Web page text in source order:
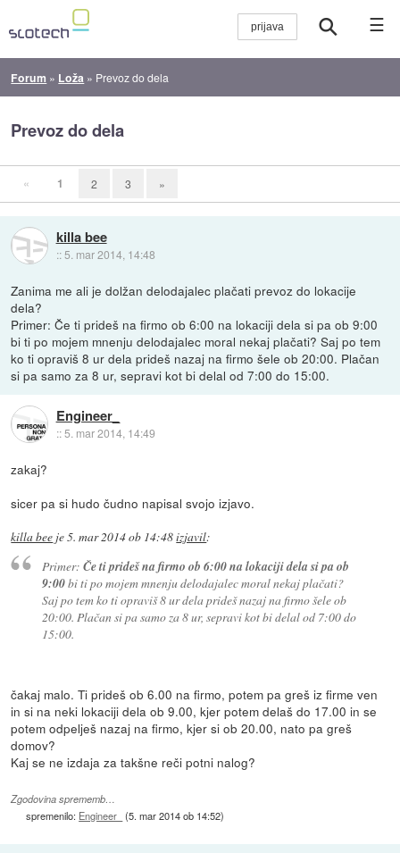
☰
Forum » Loža » Prevoz do dela
Prevoz do dela
« 1 2 3 »
killa bee
:: 5. mar 2014, 14:48
Zanima me ali je dolžan delodajalec plačati prevoz do lokacije
dela?
Primer: Če ti prideš na firmo ob 6:00 na lokaciji dela si pa ob 9:00
bi ti po mojem mnenju delodajalec moral nekaj plačati? Saj po tem
ko ti opraviš 8 ur dela prideš nazaj na firmo šele ob 20:00. Plačan
si pa samo za 8 ur, sepravi kot bi delal od 7:00 do 15:00.
Engineer_
::5. mar 2014, 14:49
zakaj?
sicer pa si hudo čudno napisal svojo izjavo.
killa bee je5. mar 2014 ob 14:48izjavil:
Primer: Če ti prideš na firmo ob 6:00 na lokaciji dela si pa ob
9:00bi ti po mojem mnenju delodajalec moral nekaj plačati?
Saj po tem ko ti opraviš 8 ur dela prideš nazaj na firmo šele ob
20:00. Plačan si pa samo za 8 ur, sepravi kot bi delal od 7:00 do
15:00.
čakaj malo. Ti prideš ob 6.00 na firmo, potem pa greš iz firme ven
in si na neki lokaciji dela ob 9.00, kjer potem delaš do 17.00 in se
potem odpelješ nazaj na firmo, kjer si ob 20.00, nato pa greš
domov?
Kaj se ne izdaja za takšne reči potni nalog?
Zgodovina sprememb…
spremenilo: Engineer_ (5. mar 2014 ob 14:52)